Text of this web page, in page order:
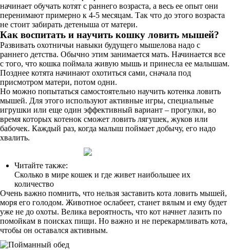
начинает обучать котят с раннего возраста, а весь ее опыт они
перенимают примерно к 4-5 месяцам. Так что до этого возраста
не стоит забирать детеныша от матери.
Как воспитать и научить кошку ловить мышей?
Развивать охотничьи навыки будущего мышелова надо с
раннего детства. Обычно этим занимается мать. Начинается все
с того, что кошка поймала живую мышь и принесла ее малышам.
Позднее котята начинают охотиться сами, сначала под
присмотром матери, потом одни.
Но можно попытаться самостоятельно научить котенка ловить
мышей. Для этого используют активные игры, специальные
игрушки или еще один эффективный вариант – прогулки, во
время которых котенок сможет ловить лягушек, жуков или
бабочек. Каждый раз, когда малыш поймает добычу, его надо
хвалить.
Читайте также:
Сколько в мире кошек и где живет наибольшее их
количество
Очень важно помнить, что нельзя заставить кота ловить мышей,
моря его голодом. Животное ослабеет, станет вялым и ему будет
уже не до охоты. Велика вероятность, что кот начнет лазить по
помойкам в поисках пищи. Но важно и не перекармливать кота,
чтобы он оставался активным.